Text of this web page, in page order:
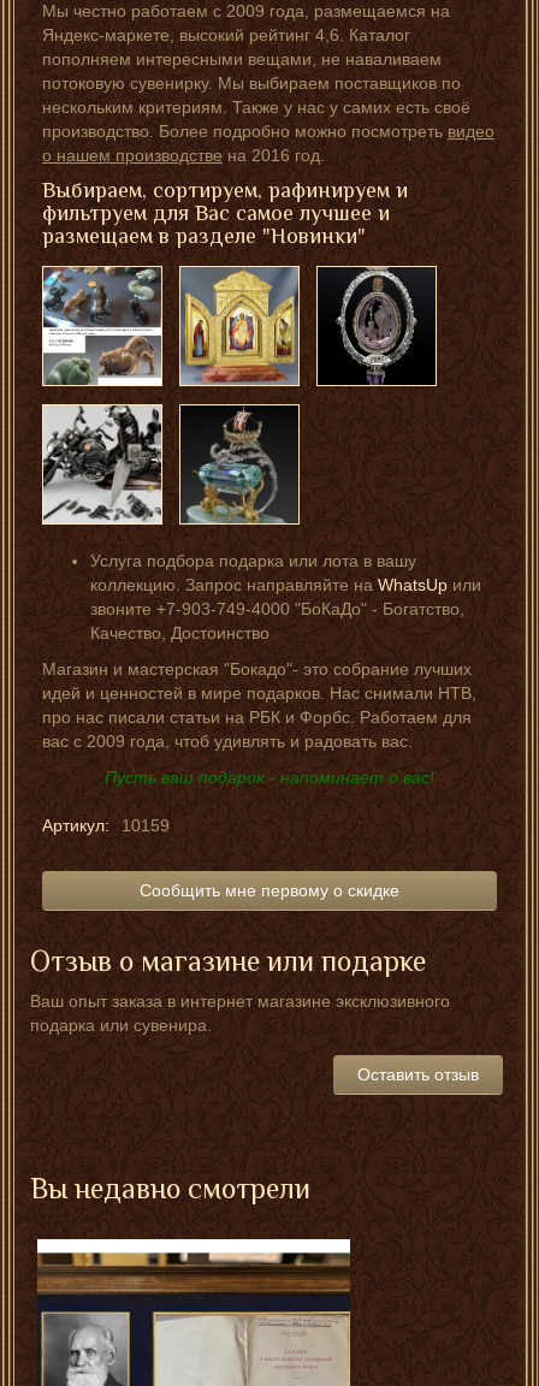
Мы честно работаем с 2009 года, размещаемся на
Яндекс-маркете, высокий рейтинг 4,6. Каталог
пополняем интересными вещами, не наваливаем
потоковую сувенирку. Мы выбираем поставщиков по
нескольким критериям. Также у нас у самих есть своё
производство. Более подробно можно посмотретьвидео
о нашем производствена 2016 год.
Выбираем, сортируем, рафинируем и
фильтруем для Вас самое лучшее и
размещаем в разделе "Новинки"
Услуга подбора подарка или лота в вашу
коллекцию. Запрос направляйте наWhatsUpили
звоните +7-903-749-4000 "БоКаДо" - Богатство,
Качество, Достоинство
Магазин и мастерская "Бокадо"- это собрание лучших
идей и ценностей в мире подарков. Нас снимали НТВ,
про нас писали статьи на РБК и Форбс. Работаем для
вас с 2009 года, чтоб удивлять и радовать вас.
Пусть ваш подарок - напоминает о вас!
Артикул: 10159
Сообщить мне первому о скидке
Отзыв о магазине или подарке
Ваш опыт заказа в интернет магазине эксклюзивного
подарка или сувенира.
Оставить отзыв
Вы недавно смотрели